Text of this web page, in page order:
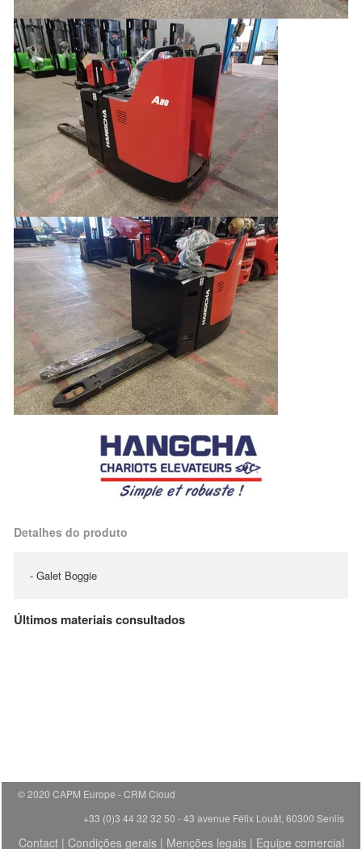
Detalhes do produto
- Galet Boggie
Últimos materiais consultados
© 2020 CAPM Europe
CRM Cloud
+33 (0)3 44 32 32 50 - 43 avenue Félix Louât, 60300 Senlis
Contact| Condições gerais| Menções legais| Equipe comercial